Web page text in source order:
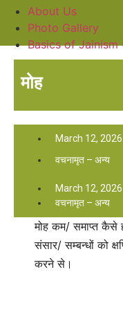
About Us
Photo Gallery
Basics of Jainism
मोह
March 12, 2026
वचनामृत – अन्य
March 12, 2026
वचनामृत – अन्य
मोह कम/ समाप्त कैसे
संसार/ सम्बन्धों को
करने से।